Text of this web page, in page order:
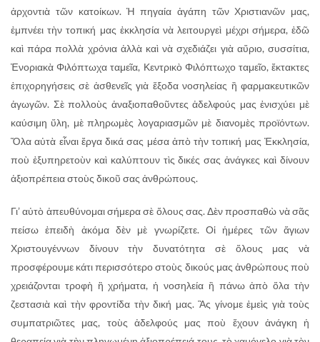
ἀρχοντιὰ τῶν κατοίκων. Ἡ πηγαία ἀγάπη τῶν Χριστιανῶν μας,
ἐμπνέει τὴν τοπική μας ἐκκλησία νὰ λειτουργεὶ μέχρι σήμερα, ἐδῶ
καὶ πάρα πολλὰ χρόνια ἀλλὰ καὶ νὰ σχεδιάζει γιὰ αὔριο, συσσίτια,
Ἐνοριακὰ Φιλόπτωχα ταμεῖα, Κεντρικὸ Φιλόπτωχο ταμεῖο, ἔκτακτες
ἐπιχορηγήσεις σὲ ἀσθενεῖς γιὰ ἔξοδα νοσηλείας ἢ φαρμακευτικῶν
ἀγωγῶν. Σὲ πολλοὺς ἀναξιοπαθοῦντες ἀδελφούς μας ἐνισχύει μὲ
καύσιμη ὕλη, μὲ πληρωμὲς λογαριασμῶν μὲ διανομὲς προϊόντων.
Ὅλα αὐτὰ εἶναι ἔργα δικά σας μέσα ἀπὸ τὴν τοπική μας Ἐκκλησία,
ποὺ ἐξυπηρετοὺν καὶ καλύπτουν τὶς δικές σας ἀνάγκες καὶ δίνουν
ἀξιοπρέπεια στοὺς δικοῦ σας ἀνθρώπους.
Γι’ αὐτὸ ἀπευθύνομαι σήμερα σὲ ὅλους σας. Δὲν προσπαθὼ νὰ σᾶς
πείσω ἐπειδὴ ἀκόμα δὲν μὲ γνωρίζετε. Οἱ ἡμέρες τῶν ἅγιων
Χριστουγέννων δίνουν τὴν δυνατότητα σὲ ὅλους μας νὰ
προσφέρουμε κάτι περισσότερο στοὺς δικούς μας ἀνθρώπους ποὺ
χρειάζονται τροφὴ ἢ χρήματα, ἡ νοσηλεία ἢ πάνω ἀπὸ ὅλα τὴν
ζεστασιὰ καὶ τὴν φροντίδα τὴν δική μας. Ἂς γίνομε ἐμεὶς γιὰ τοὺς
συμπατριῶτες μας, τοὺς ἀδελφούς μας ποὺ ἔχουν ἀνάγκη ἡ